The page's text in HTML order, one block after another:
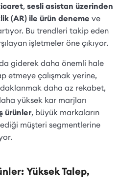
, sesli asistan üzerinden
(AR) ile ürün deneme ve
Bu trendleri takip eden
işletmeler öne çıkıyor.
giderek daha önemli hale
etmeye çalışmak yerine,
daha az rekabet,
yüksek kar marjları
ürünler, büyük markaların
müşteri segmentlerine
Yüksek Talep,